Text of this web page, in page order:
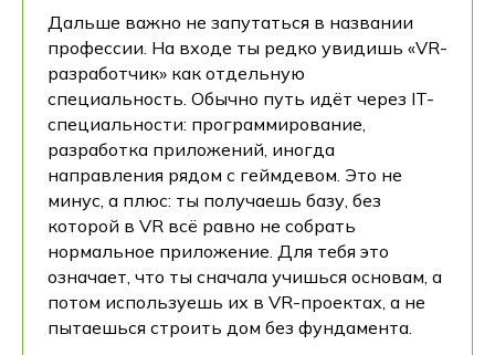
Дальше важно не запутаться в названии
профессии. На входе ты редко увидишь «VR-
разработчик» как отдельную
специальность. Обычно путь идёт через IT-
специальности: программирование,
разработка приложений, иногда
направления рядом с геймдевом. Это не
минус, а плюс: ты получаешь базу, без
которой в VR всё равно не собрать
нормальное приложение. Для тебя это
означает, что ты сначала учишься основам, а
потом используешь их в VR-проектах, а не
пытаешься строить дом без фундамента.